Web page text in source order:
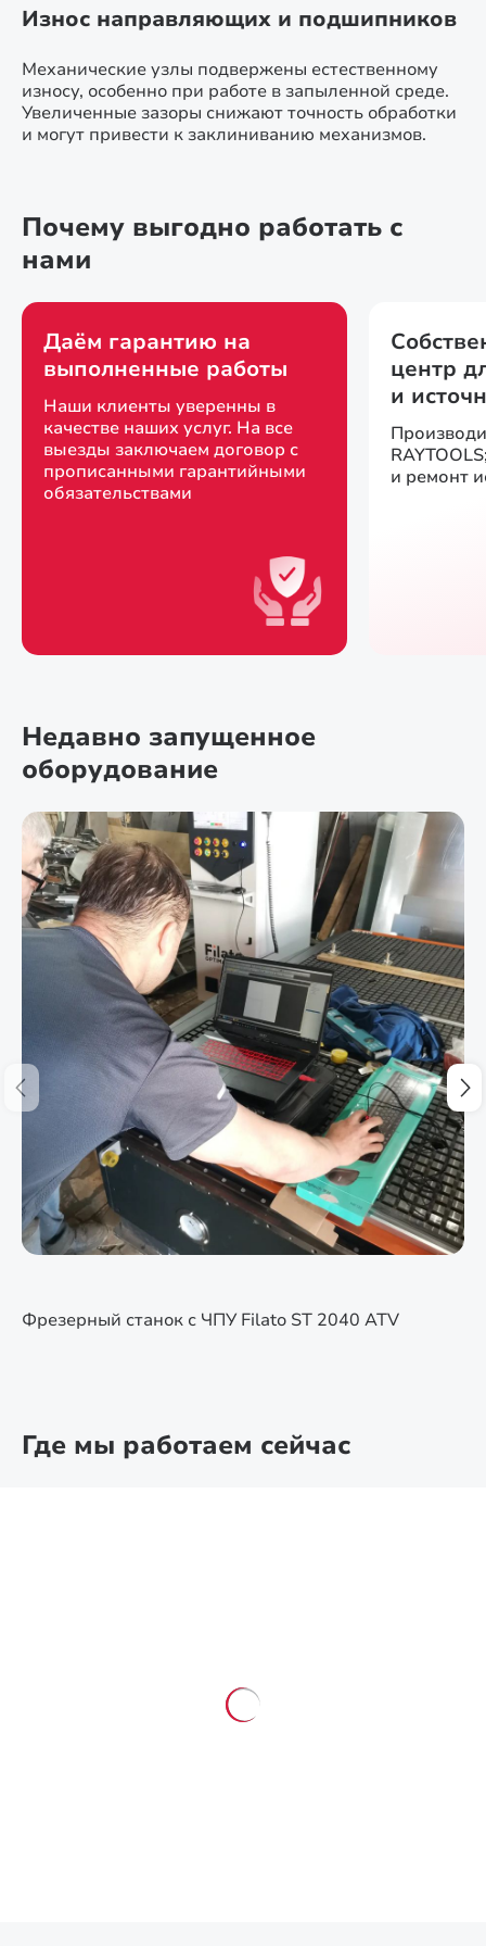
Износ направляющих и подшипников
Механические узлы подвержены естественному
износу, особенно при работе в запыленной среде.
Увеличенные зазоры снижают точность обработки
и могут привести к заклиниванию механизмов.
Почему выгодно работать с
нами
Даём гарантию на
выполненные работы
Наши клиенты уверенны в
качестве наших услуг. На все
выезды заключаем договор с
прописанными гарантийными
обязательствами
центр
и
и ремонт
Недавно запущенное
оборудование
Фрезерный станок с ЧПУ Filato ST 2040 ATV
Где мы работаем сейчас